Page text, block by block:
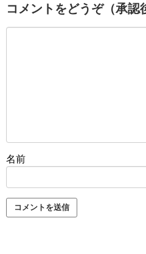
コメントをどうぞ（承認
名前